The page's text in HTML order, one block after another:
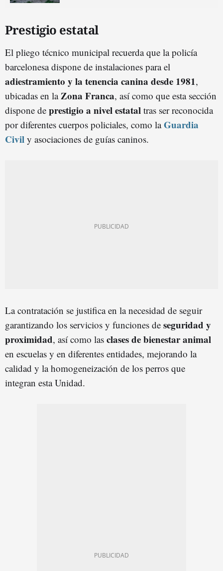
Prestigio estatal
El pliego técnico municipal recuerda que la policía
barcelonesa dispone de instalaciones para el
adiestramiento y la tenencia canina desde 1981,
ubicadas en laZona Franca, así como que esta sección
dispone de prestigio a nivel estatal tras ser reconocida
por diferentes cuerpos policiales, como laGuardia
Civil y asociaciones de guías caninos.
La contratación se justifica en la necesidad de seguir
garantizando los servicios y funciones de seguridad y
proximidad, así como las clases de bienestar animal
en escuelas y en diferentes entidades, mejorando la
calidad y la homogeneización de los perros que
integran esta Unidad.